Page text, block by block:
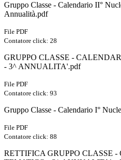
Gruppo Classe - Calendario II°
Annualità.pdf
File PDF
Contatore click: 28
GRUPPO CLASSE -
- 3^ ANNUALITA'.pdf
File PDF
Contatore click: 93
Gruppo Classe - Calendario I°
File PDF
Contatore click: 88
RETTIFICA GRUPPO CLASSE